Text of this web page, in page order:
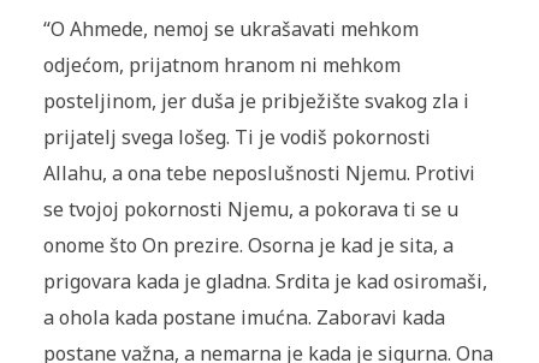
“O Ahmede, nemoj se ukrašavati mehkom
odjećom, prijatnom hranom ni mehkom
posteljinom, jer duša je pribježište svakog zla i
prijatelj svega lošeg. Ti je vodiš pokornosti
Allahu, a ona tebe neposlušnosti Njemu. Protivi
se tvojoj pokornosti Njemu, a pokorava ti se u
onome što On prezire. Osorna je kad je sita, a
prigovara kada je gladna. Srdita je kad osiromaši,
a ohola kada postane imućna. Zaboravi kada
postane važna, a nemarna je kada je sigurna. Ona